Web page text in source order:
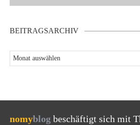
BEITRAGSARCHIV
nomyblog beschäftigt sich mit